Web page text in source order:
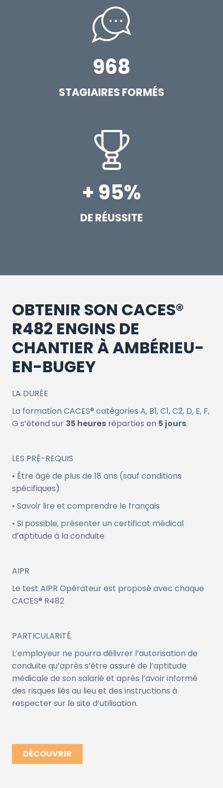
968
STAGIAIRES FORMÉS
+ 95%
DE RÉUSSITE
OBTENIR SON CACES®
R482 ENGINS DE
CHANTIER À AMBÉRIEU-
EN-BUGEY
LA DURÉE
La formation CACES® catégories A, B1, C1, C2, D, E, F,
G s’étend sur 35 heures réparties en 5 jours.
LES PRÉ-REQUIS
• Être âgé de plus de 18 ans (sauf conditions
spécifiques)
• Savoir lire et comprendre le français
• Si possible, présenter un certificat médical
d’aptitude à la conduite
AIPR
Le test AIPR Opérateur est proposé avec chaque
CACES® R482
PARTICULARITÉ
L’employeur ne pourra délivrer l’autorisation de
conduite qu’après s’être assuré de l’aptitude
médicale de son salarié et après l’avoir informé
des risques liés au lieu et des instructions à
respecter sur le site d’utilisation.
DÉCOUVRIR